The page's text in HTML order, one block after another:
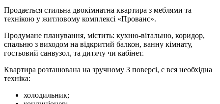
Продається стильна двокімнатна квартира з меблями та
технікою у житловому комплексі «Прованс».
Продумане планування, містить: кухню-вітальню, коридор,
спальню з виходом на відкритий балкон, ванну кімнату,
гостьовий санвузол, та дитячу чи кабінет.
Квартира розташована на зручному 3 поверсі, є вся необхідна
техніка:
холодильник;